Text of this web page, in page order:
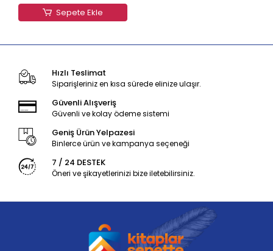
Sepete Ekle
Hızlı Teslimat
Siparişleriniz en kısa sürede elinize ulaşır.
Güvenli Alışveriş
Güvenli ve kolay ödeme sistemi
Geniş Ürün Yelpazesi
Binlerce ürün ve kampanya seçeneği
7 / 24 DESTEK
Öneri ve şikayetlerinizi bize iletebilirsiniz.